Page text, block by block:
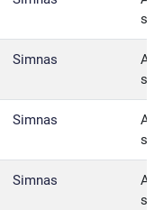
Simnas
Simnas
Simnas